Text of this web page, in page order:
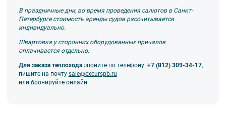
В праздничные дни, во время проведения салютов в Санкт-
Петербурге стоимость аренды судов рассчитывается
индивидуально.
Швартовка у сторонних оборудованных причалов
оплачивается отдельно.
Для заказа теплоходазвоните по телефону: +7 (812) 309-34-17,
пишите на почту sale@excurspb.ru
или бронируйте онлайн.